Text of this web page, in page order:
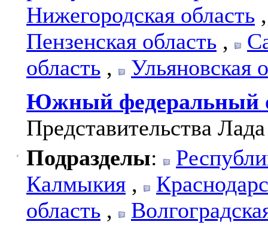
Нижегородская область
Пензенская область ,
область ,
Ульяновская
Южный федеральный
Представительства
Подразделы:
Калмыкия ,
область ,